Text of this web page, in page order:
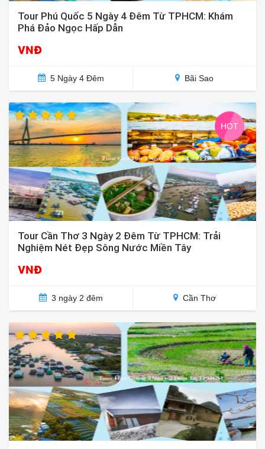
Tour Phú Quốc 5 Ngày 4 Đêm Từ TPHCM: Khám
Phá Đảo Ngọc Hấp Dẫn
VNĐ
5 Ngày 4 Đêm Bãi Sao
HOT
Tour Cần Thơ 3 Ngày 2 Đêm Từ TPHCM: Trải
Nghiệm Nét Đẹp Sông Nước Miền Tây
VNĐ
3 ngày 2 đêm Cần Thơ